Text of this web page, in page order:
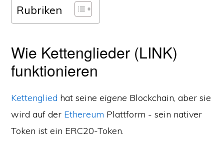
Rubriken
Wie Kettenglieder (LINK)
funktionieren
Kettenglied hat seine eigene Blockchain, aber sie
wird auf der Ethereum Plattform - sein nativer
Token ist ein ERC20-Token.